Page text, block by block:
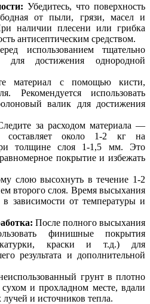
Убедитесь, что поверхность
от пыли, грязи, масел и
наличии плесени или грибка
антисептическим средством.
использованием тщательно
для достижения однородной
материал с помощью кисти,
Рекомендуется использовать
валик для достижения
за расходом материала —
составляет около 1-2 кг на
толщине слоя 1-1,5 мм. Это
покрытие и избежать
слою высохнуть в течение 1-2
второго слоя. Время высыхания
в зависимости от температуры и
После полного высыхания
финишные покрытия
краски и т.д.) для
результата и дополнительной
грунт в плотно
и прохладном месте, вдали
и источников тепла.